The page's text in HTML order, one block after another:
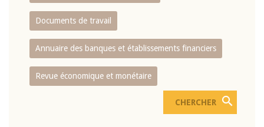
Documents de travail
Annuaire des banques et établissements financiers
Revue économique et monétaire